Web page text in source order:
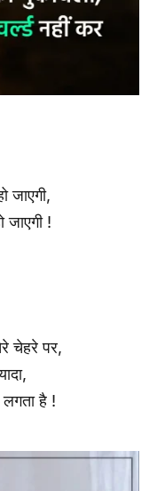
जाएगी,
जाएगी !
चेहरे पर,
है !